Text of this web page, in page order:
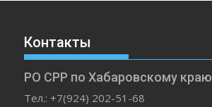
Контакты
РО СРР по Хабаровскому краю
Тел.: +7(924) 202-51-68